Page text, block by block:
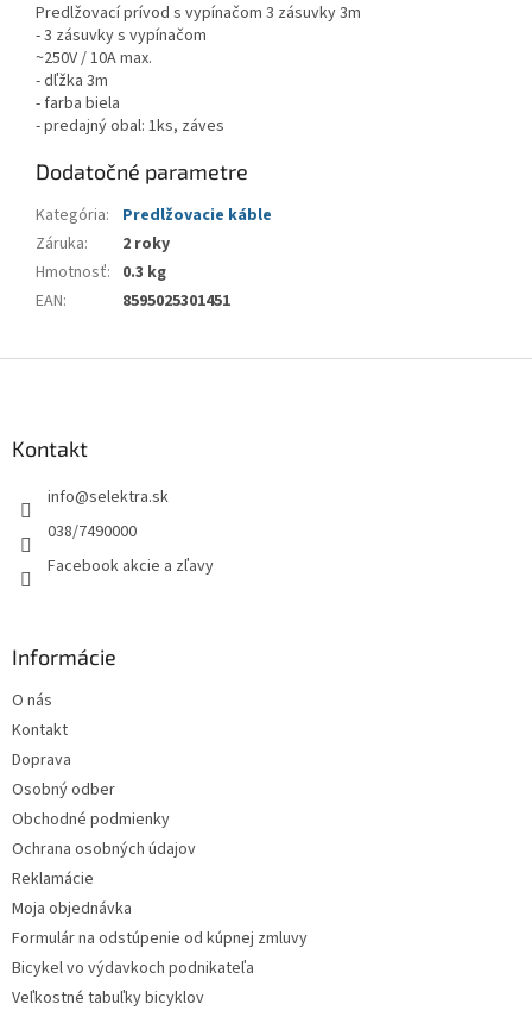
Predlžovací prívod s vypínačom 3 zásuvky 3m
- 3 zásuvky s vypínačom
~250V / 10A max.
- dľžka 3m
- farba biela
- predajný obal: 1ks, záves
Dodatočné parametre
Kategória:
Predlžovacie káble
Záruka:
2 roky
Hmotnosť: 0.3 kg
EAN: 8595025301451
Kontakt
info@selektra.sk
038/7490000
Facebook akcie a zľavy
Informácie
O nás
Kontakt
Doprava
Osobný odber
Obchodné podmienky
Ochrana osobných údajov
Reklamácie
Moja objednávka
Formulár na odstúpenie od kúpnej zmluvy
Bicykel vo výdavkoch podnikateľa
Veľkostné tabuľky bicyklov